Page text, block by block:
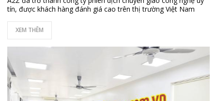
tín, được khách hàng đánh giá cao trên thị trường Việt Nam
XEM THÊM